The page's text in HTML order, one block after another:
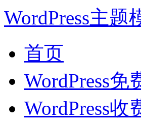
WordPress主题
首页
WordPress免
WordPress收